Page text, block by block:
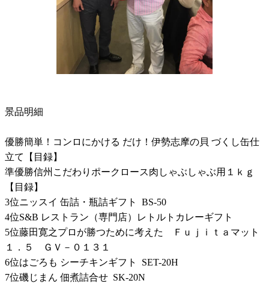
景品明細
優勝簡単！コンロにかける だけ！伊勢志摩の貝 づくし缶仕
立て【目録】
準優勝信州こだわりポークロース肉しゃぶしゃぶ用１ｋｇ
【目録】
3位ニッスイ 缶詰・瓶詰ギフト BS-50
4位S&B レストラン（専門店）レトルトカレーギフト
5位藤田寛之プロが勝つために考えた Ｆｕｊｉｔａマット
１．５ ＧＶ－０１３１
6位はごろも シーチキンギフト SET-20H
7位磯じまん 佃煮詰合せ SK-20N